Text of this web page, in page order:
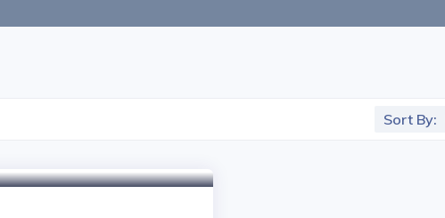
Sort By: